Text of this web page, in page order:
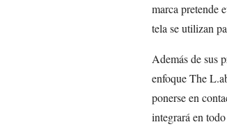
marca pretende
tela se utilizan
Además de sus
enfoque The
ponerse en
integrará en